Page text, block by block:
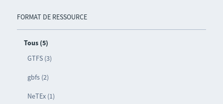
FORMAT DE RESSOURCE
Tous (5)
GTFS (3)
gbfs (2)
NeTEx (1)